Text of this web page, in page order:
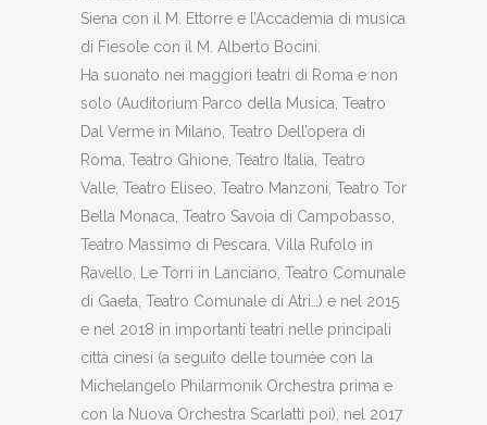
Siena con il M. Ettorre e l’Accademia di musica
di Fiesole con il M. Alberto Bocini.
Ha suonato nei maggiori teatri di Roma e non
solo (Auditorium Parco della Musica, Teatro
Dal Verme in Milano, Teatro Dell’opera di
Roma, Teatro Ghione, Teatro Italia, Teatro
Valle, Teatro Eliseo, Teatro Manzoni, Teatro Tor
Bella Monaca, Teatro Savoia di Campobasso,
Teatro Massimo di Pescara, Villa Rufolo in
Ravello, Le Torri in Lanciano, Teatro Comunale
di Gaeta, Teatro Comunale di Atri…) e nel 2015
e nel 2018 in importanti teatri nelle principali
città cinesi (a seguito delle tournée con la
Michelangelo Philarmonik Orchestra prima e
con la Nuova Orchestra Scarlatti poi), nel 2017